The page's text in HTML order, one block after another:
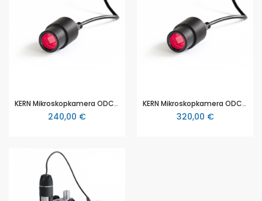
KERN Mikroskopkamera ODC-874, 3.1 MP, USB 2.0, Sony CMOS 1/2.5" (ODC 874)
240,00 €
KERN Mikroskopkamera ODC-881, 5.1 MP, USB 3.0, Sony CMOS 1/2.8" (ODC 881)
320,00 €